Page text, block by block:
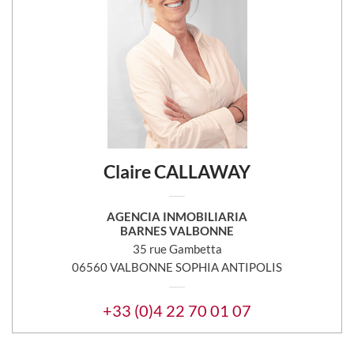
Claire CALLAWAY
AGENCIA INMOBILIARIA
BARNES VALBONNE
35 rue Gambetta
06560 VALBONNE SOPHIA ANTIPOLIS
+33 (0)4 22 70 01 07